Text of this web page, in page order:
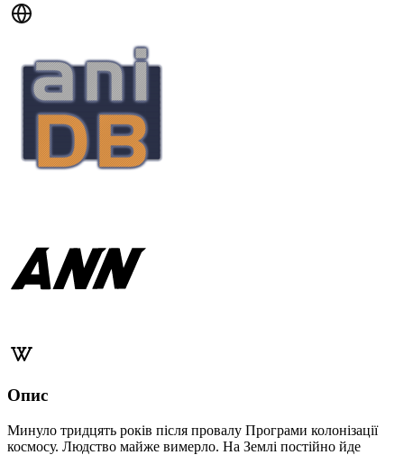
Опис
Минуло тридцять років після провалу Програми колонізації
космосу. Людство майже вимерло. На Землі постійно йде